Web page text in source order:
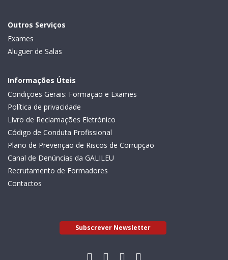
Outros Serviços
Exames
Aluguer de Salas
Informações Úteis
Condições Gerais: Formação e Exames
Política de privacidade
Livro de Reclamações Eletrónico
Código de Conduta Profissional
Plano de Prevenção de Riscos de Corrupção
Canal de Denúncias da GALILEU
Recrutamento de Formadores
Contactos
Subscrever Newsletter